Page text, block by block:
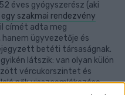
éves gyógyszerész (aki
szakmai rendezvény
címét adta meg
ügyvezetője és
betéti társaságnak.
látszik: van olyan külön
vércukorszintet és
nők visszaemlékezése